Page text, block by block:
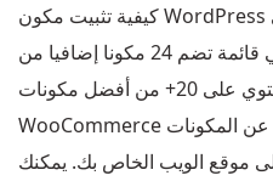
فيما يلي قائمة تضم 24 مكونا إضافيا من WordPress لمواقع
الويب التجارية وآخر يحتوي على 20+ من أفضل مكونات
WooCommerce المجانية .كثيرا ما يسألنا القراء عن المكونات
موقع الويب الخاص بك. يمكنك